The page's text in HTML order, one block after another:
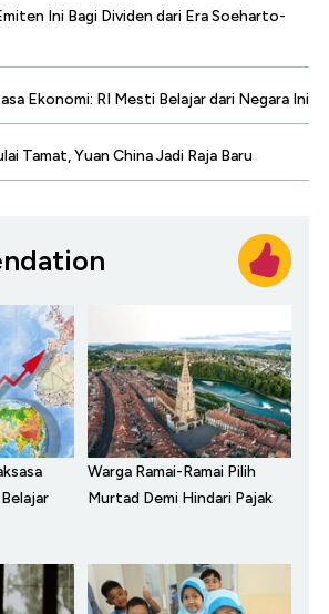
Ini Bagi Dividen dari Era Soeharto-
Ekonomi: RI Mesti Belajar dari Negara Ini
Tamat, Yuan China Jadi Raja Baru
Warga Ramai-Ramai Pilih
Murtad Demi Hindari Pajak